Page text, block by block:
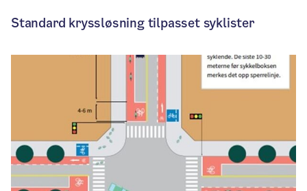
Standard kryssløsning tilpasset syklister